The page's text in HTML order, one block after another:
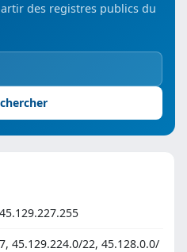
des registres publics du
45.129.224.0/22, 45.128.0.0/